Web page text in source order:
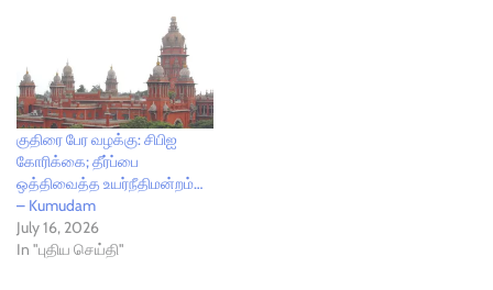
குதிரை பேர வழக்கு: சிபிஐ
கோரிக்கை; தீர்ப்பை
ஒத்திவைத்த உயர்நீதிமன்றம்…
– Kumudam
July 16, 2026
In "புதிய செய்தி"